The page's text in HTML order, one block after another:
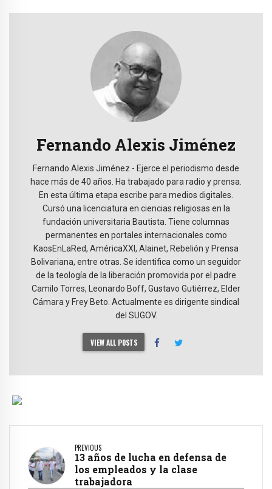
Fernando Alexis Jiménez
Fernando Alexis Jiménez - Ejerce el periodismo desde
hace más de 40 años. Ha trabajado para radio y prensa.
En esta última etapa escribe para medios digitales.
Cursó una licenciatura en ciencias religiosas en la
fundación universitaria Bautista. Tiene columnas
permanentes en portales internacionales como
KaosEnLaRed, AméricaXXI, Alainet, Rebelión y Prensa
Bolivariana, entre otras. Se identifica como un seguidor
de la teología de la liberación promovida por el padre
Camilo Torres, Leonardo Boff, Gustavo Gutiérrez, Elder
Cámara y Frey Beto. Actualmente es dirigente sindical
del SUGOV.
VIEW ALL POSTS
PREVIOUS
13 años de lucha en defensa de
los empleados y la clase
trabajadora